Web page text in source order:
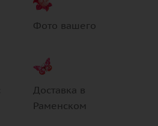
Фото вашего
Доставка в
Раменском